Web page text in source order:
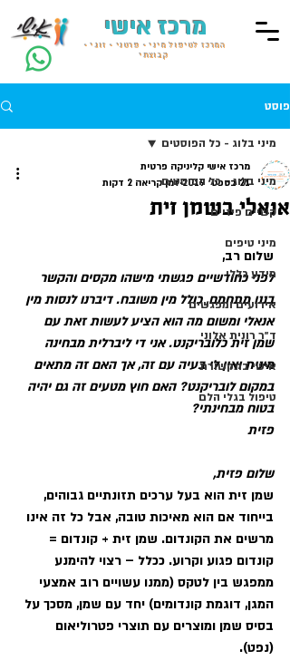
המרכז לטיפול מיני • פרטני • זוגי •
קבוצתי
מרכז אישי
פוסט
מיני בלוג - כל הפוסטים
קשיים פיזיים
מיני טיפים
מידע כללי
אירועים ומפגשים
ד״ר רונית אלוני
אישי בתקשורת
טיפול בגלי הלם
מיני בלוג - כל הפוסטים
אנאלי בשמן זית
מרכז אישי קליניקה פרטית
21 בספט׳ 2019
זמן קריאה 2 דקות
שלום רב,
לפני כחודשיים פגשתי מישהו מקסים והקשר
בננו מתחמם, כולל מין משובח. דיברנו לנסות מין
אנאלי ומשום מה הוא הציע לעשות זאת עם
שמן זית כלובריקנט. אני די ליברלית מבחינה
מינית ואין לי בעיה עם זה, אך האם זה מתאים
במקום לובריקנט? האם חוץ מטעים זה גם יהיה
בטוח מבחינתי?
פזית
שלום פזית,
שמן זית הוא בעל ערכים תזונתיים גבוהים,
בייחוד אם הוא מאיכות טובה, אבל כל זה אינו
מרשים את הקונדום. שמן זית + קונדום =
קונדום פגוע וקרוע. ככלל – רצוי להימנע
ממפגש בין לטקס (ממנו עשויים רוב אמצעי
המגן, דוגמת קונדומים) יחד עם שמן, מסכך על
בסיס שמן ומוצרים עם תוצרי פטרוליאום
(נפט).